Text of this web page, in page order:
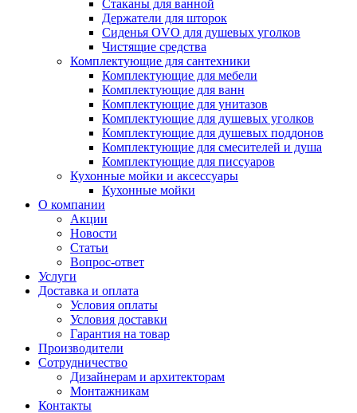
Стаканы для ванной
Держатели для шторок
Сиденья OVO для душевых уголков
Чистящие средства
Комплектующие для сантехники
Комплектующие для мебели
Комплектующие для ванн
Комплектующие для унитазов
Комплектующие для душевых уголков
Комплектующие для душевых поддонов
Комплектующие для смесителей и душа
Комплектующие для писсуаров
Кухонные мойки и аксессуары
Кухонные мойки
О компании
Акции
Новости
Статьи
Вопрос-ответ
Услуги
Доставка и оплата
Условия оплаты
Условия доставки
Гарантия на товар
Производители
Сотрудничество
Дизайнерам и архитекторам
Монтажникам
Контакты